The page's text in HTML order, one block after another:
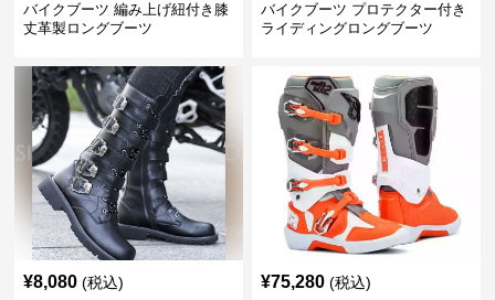
バイクブーツ 編み上げ紐付き膝
丈革製ロングブーツ
バイクブーツ プロテクター付き
ライディングロングブーツ
¥8,080 (税込) ¥75,280 (税込)